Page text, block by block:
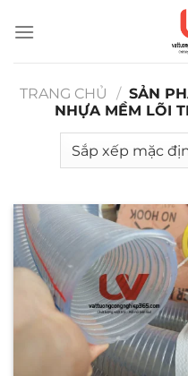
qua
TRANG CHỦ
/ SẢN
NHỰA MỀM LÕI